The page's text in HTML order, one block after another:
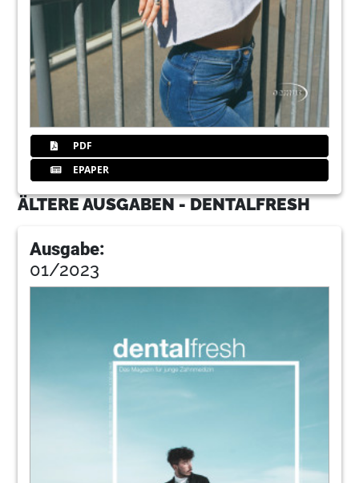
PDF
EPAPER
ÄLTERE AUSGABEN - DENTALFRESH
Ausgabe:
01/2023